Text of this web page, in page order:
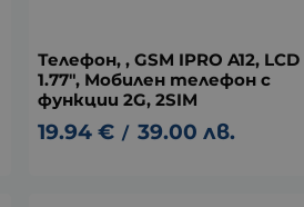
Телефон, , GSM IPRO A12, LCD
1.77", Мобилен телефон с
функции 2G, 2SIM
19.94 € / 39.00 лв.